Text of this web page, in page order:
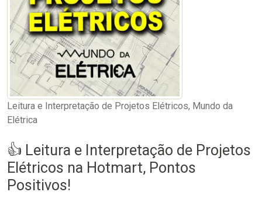
Leitura e Interpretação de Projetos Elétricos, Mundo da
Elétrica
👍 Leitura e Interpretação de Projetos
Elétricos na Hotmart, Pontos
Positivos!